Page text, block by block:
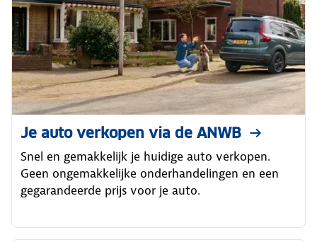
Je auto verkopen via de ANWB
Snel en gemakkelijk je huidige auto verkopen.
Geen ongemakkelijke onderhandelingen en een
gegarandeerde prijs voor je auto.